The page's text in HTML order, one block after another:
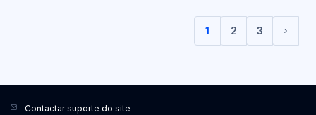
1
(current)
2 3
Contactar suporte do site